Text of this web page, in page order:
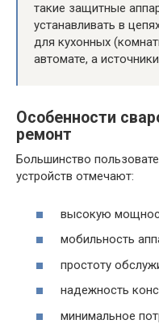
такие защитные
устанавливать в
для кухонных
автомате, а
Особенности
ремонт
Большинство
устройств отмечают:
высокую
мобильность
простоту
надежность
минимальное